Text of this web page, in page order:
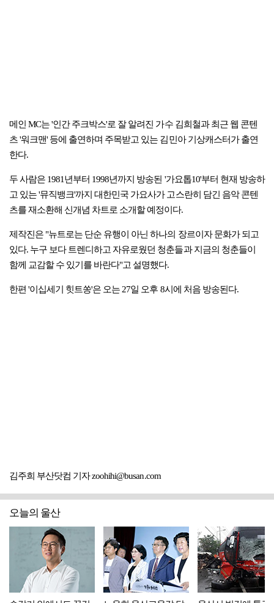
메인 MC는 '인간 주크박스'로 잘 알려진 가수 김희철과 최근 웹 콘텐
츠 '워크맨' 등에 출연하며 주목받고 있는 김민아 기상캐스터가 출연
한다.
두 사람은 1981년부터 1998년까지 방송된 '가요톱10'부터 현재 방송하
고 있는 '뮤직뱅크'까지 대한민국 가요사가 고스란히 담긴 음악 콘텐
츠를 재소환해 신개념 차트로 소개할 예정이다.
제작진은 "뉴트로는 단순 유행이 아닌 하나의 장르이자 문화가 되고
있다. 누구 보다 트렌디하고 자유로웠던 청춘들과 지금의 청춘들이
함께 교감할 수 있기를 바란다"고 설명했다.
한편 '이십세기 힛트쏭'은 오는 27일 오후 8시에 처음 방송된다.
김주희 부산닷컴 기자 zoohihi@busan.com
오늘의 울산